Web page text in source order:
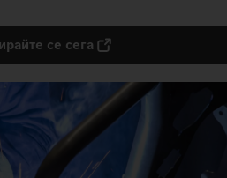
се сега